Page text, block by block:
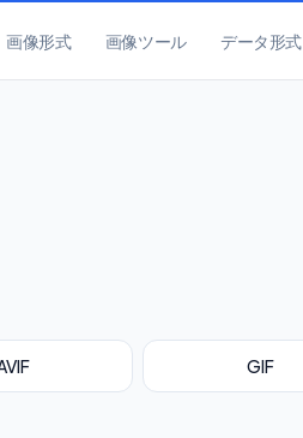
画像形式 画像ツール データ形式
GIF